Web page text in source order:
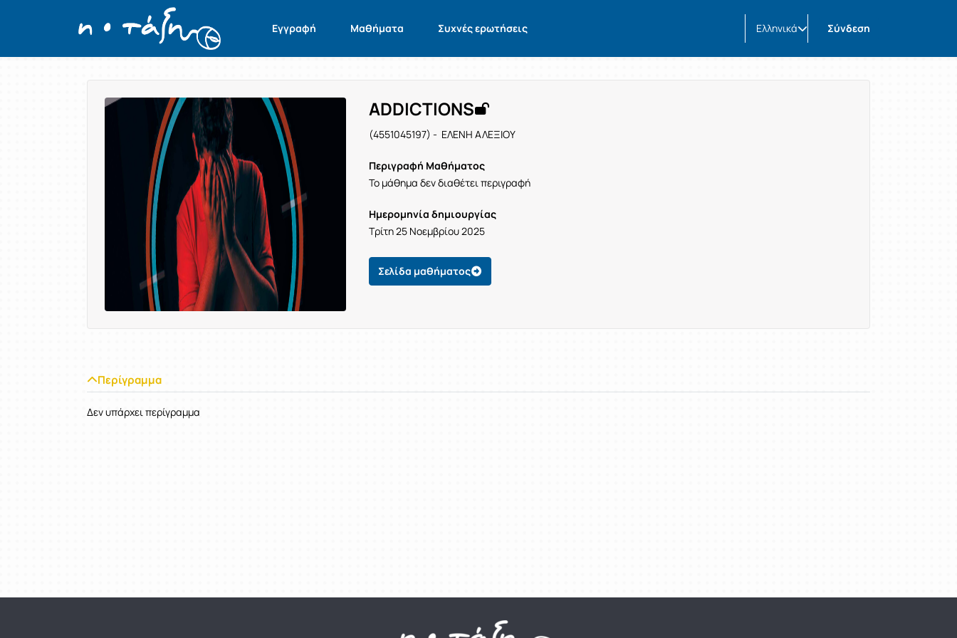
Εγγραφή Μαθήματα Συχνές ερωτήσεις Ελληνικά Σύνδεση
Παρουσίαση/Προβολή
ADDICTIONS
(4551045197) - ΕΛΕΝΗ ΑΛΕΞΙΟΥ
Περιγραφή Μαθήματος
Το μάθημα δεν διαθέτει περιγραφή
Ημερομηνία δημιουργίας
Τρίτη 25 Νοεμβρίου 2025
Σελίδα μαθήματος
Περίγραμμα
Δεν υπάρχει περίγραμμα